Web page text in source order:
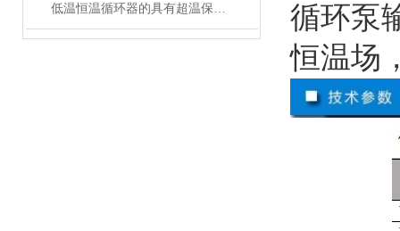
低温恒温循环器的具有超温保护，传感器异常保护功能
循环泵
恒温场